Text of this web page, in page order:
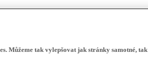
Můžeme tak vylepšovat jak stránky samotné, tak